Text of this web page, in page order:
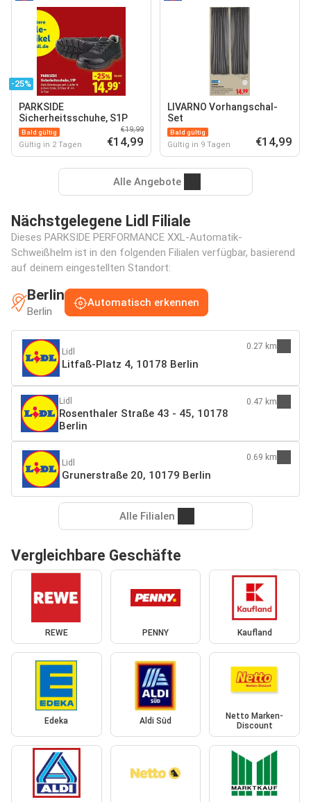
-25%
PARKSIDE
Sicherheitsschuhe, S1P
Bald gültig
Gültig in 2 Tagen
€19,99
€14,99
LIVARNO Vorhangschal-
Set
Bald gültig
Gültig in 9 Tagen €14,99
Alle Angebote
Nächstgelegene Lidl Filiale
Dieses PARKSIDE PERFORMANCE XXL-Automatik-
Schweißhelm ist in den folgenden Filialen verfügbar, basierend
auf deinem eingestellten Standort:
Berlin
Berlin
Automatisch erkennen
Lidl
Litfaß-Platz 4, 10178 Berlin
0.27 km
Lidl
Rosenthaler Straße 43 - 45, 10178
Berlin
0.47 km
Lidl
Grunerstraße 20, 10179 Berlin
0.69 km
Alle Filialen
Vergleichbare Geschäfte
REWE PENNY Kaufland
Edeka Aldi Süd
Netto Marken-
Discount